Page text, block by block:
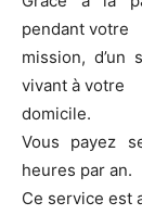
pendant votre
mission, d’un
vivant à votre
domicile.
Vous payez
heures par an.
Ce service est